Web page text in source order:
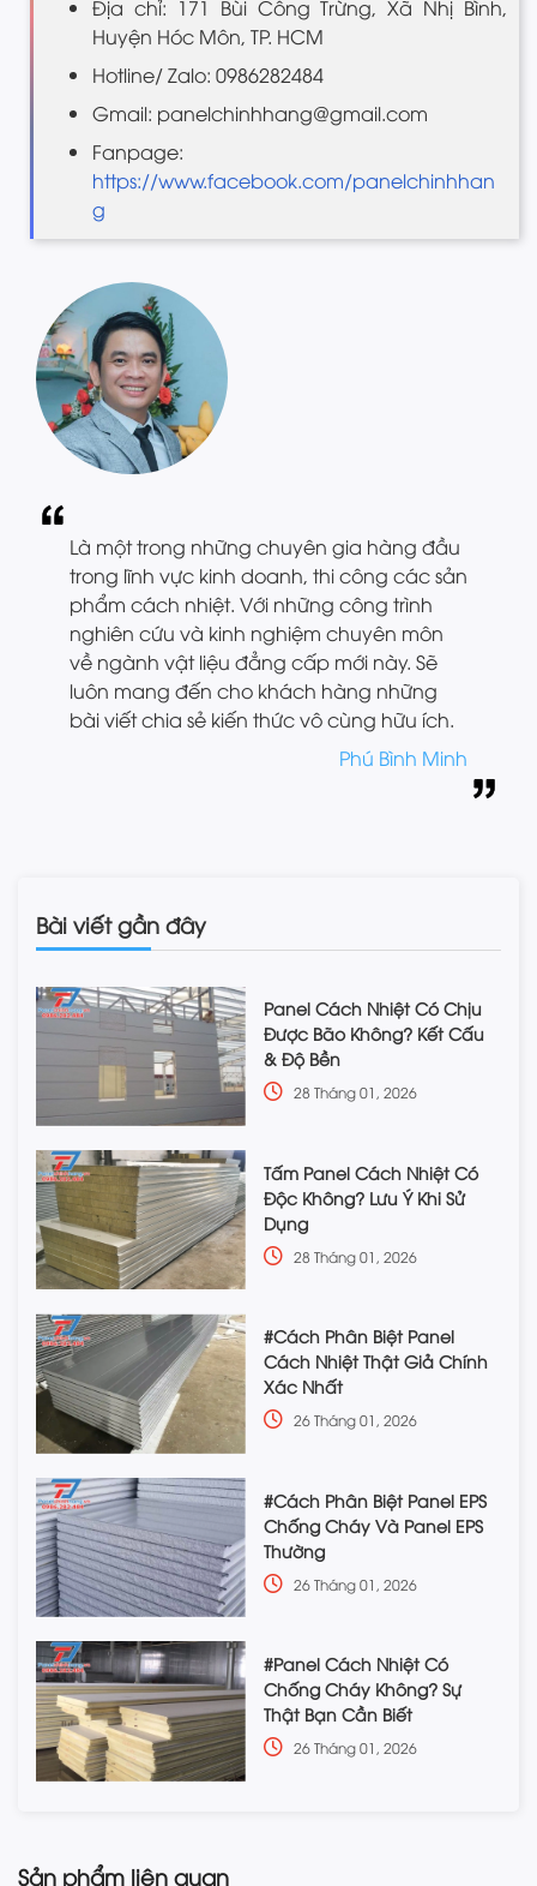
Địa chỉ: 171 Bùi Công Trừng, Xã Nhị Bình,
Huyện Hóc Môn, TP. HCM
Hotline/ Zalo: 0986282484
Gmail: panelchinhhang@gmail.com
Fanpage:
https://www.facebook.com/panelchinhhan
g
Là một trong những chuyên gia hàng đầu
trong lĩnh vực kinh doanh, thi công các sản
phẩm cách nhiệt. Với những công trình
nghiên cứu và kinh nghiệm chuyên môn
về ngành vật liệu đẳng cấp mới này. Sẽ
luôn mang đến cho khách hàng những
bài viết chia sẻ kiến thức vô cùng hữu ích.
Phú Bình Minh
Bài viết gần đây
Panel Cách Nhiệt Có Chịu
Được Bão Không? Kết Cấu
& Độ Bền
28 Tháng 01, 2026
Tấm Panel Cách Nhiệt Có
Độc Không? Lưu Ý Khi Sử
Dụng
28 Tháng 01, 2026
#Cách Phân Biệt Panel
Cách Nhiệt Thật Giả Chính
Xác Nhất
26 Tháng 01, 2026
#Cách Phân Biệt Panel EPS
Chống Cháy Và Panel EPS
Thường
26 Tháng 01, 2026
#Panel Cách Nhiệt Có
Chống Cháy Không? Sự
Thật Bạn Cần Biết
26 Tháng 01, 2026
Sản phẩm liên quan